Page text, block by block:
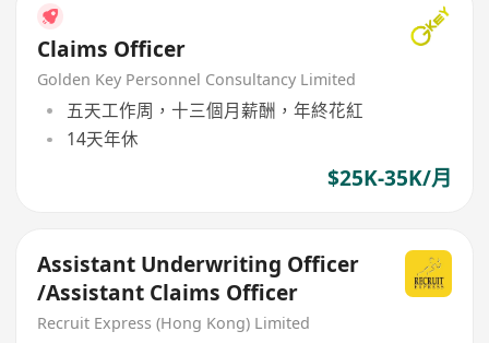
Claims Officer
Golden Key Personnel Consultancy Limited
五天工作周，十三個月薪酬，年終花紅
14天年休
$25K-35K/月
Assistant Underwriting Officer
/Assistant Claims Officer
Recruit Express (Hong Kong) Limited